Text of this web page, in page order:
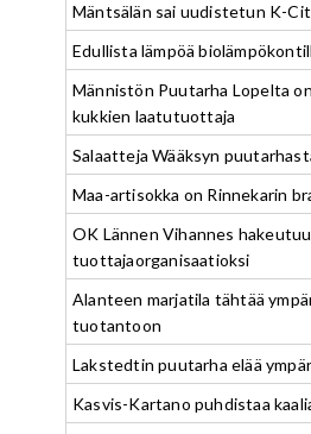
Mäntsälän sai uudistetun K-
Edullista lämpöä
Männistön Puutarha Lopelta
kukkien laatutuottaja
Salaatteja Wääksyn
Maa-artisokka on Rinnekarin
OK Lännen Vihannes hakeutuu
tuottajaorganisaatioksi
Alanteen marjatila tähtää
tuotantoon
Lakstedtin puutarha elää
Kasvis-Kartano puhdistaa